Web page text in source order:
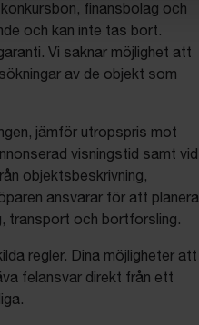
finansbolag och
och kan inte tas bort.
Vi saknar möjlighet att
av de objekt som
jämför utropspris mot
visningstid samt vid
objektsbeskrivning,
ansvarar för att planera
transport och bortforsling.
regler. Dina möjligheter att
felansvar direkt från ett